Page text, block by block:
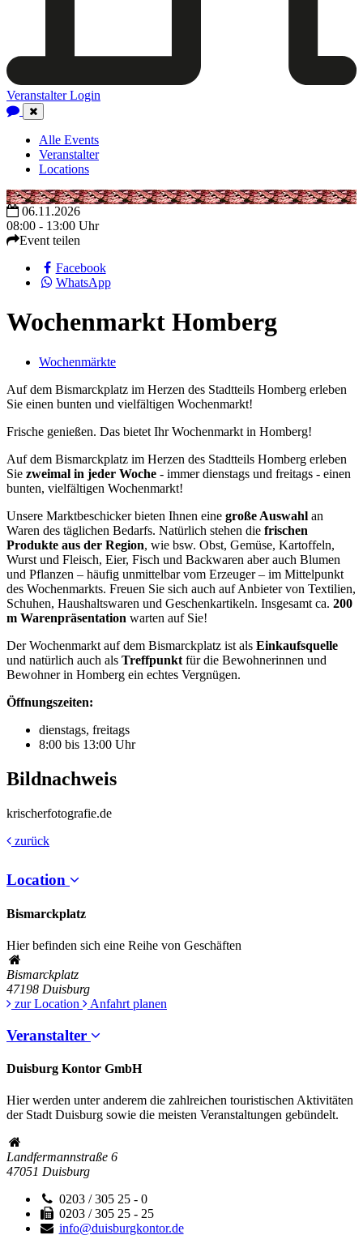
Veranstalter Login
Close
Navigation
Alle Events
Veranstalter
Locations
06.11.2026
08:00 - 13:00 Uhr
Event teilen
Facebook
WhatsApp
Wochenmarkt Homberg
Wochenmärkte
Auf dem Bismarckplatz im Herzen des Stadtteils Homberg erleben
Sie einen bunten und vielfältigen Wochenmarkt!
Frische genießen. Das bietet Ihr Wochenmarkt in Homberg!
Auf dem Bismarckplatz im Herzen des Stadtteils Homberg erleben
Sie zweimal in jeder Woche - immer dienstags und freitags - einen
bunten, vielfältigen Wochenmarkt!
Unsere Marktbeschicker bieten Ihnen eine große Auswahl an
Waren des täglichen Bedarfs. Natürlich stehen die frischen
Produkte aus der Region, wie bsw. Obst, Gemüse, Kartoffeln,
Wurst und Fleisch, Eier, Fisch und Backwaren aber auch Blumen
und Pflanzen – häufig unmittelbar vom Erzeuger – im Mittelpunkt
des Wochenmarkts. Freuen Sie sich auch auf Anbieter von Textilien,
Schuhen, Haushaltswaren und Geschenkartikeln. Insgesamt ca. 200
m Warenpräsentation warten auf Sie!
Der Wochenmarkt auf dem Bismarckplatz ist als Einkaufsquelle
und natürlich auch als Treffpunkt für die Bewohnerinnen und
Bewohner in Homberg ein echtes Vergnügen.
Öffnungszeiten:
dienstags, freitags
8:00 bis 13:00 Uhr
Bildnachweis
krischerfotografie.de
zurück
Location
Bismarckplatz
Hier befinden sich eine Reihe von Geschäften
Bismarckplatz
47198 Duisburg
zur Location
Anfahrt planen
Veranstalter
Duisburg Kontor GmbH
Hier werden unter anderem die zahlreichen touristischen Aktivitäten
der Stadt Duisburg sowie die meisten Veranstaltungen gebündelt.
Landfermannstraße 6
47051 Duisburg
0203 / 305 25 - 0
0203 / 305 25 - 25
info@duisburgkontor.de